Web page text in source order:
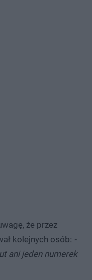
że przez
kolejnych osób: -
ani jeden numerek